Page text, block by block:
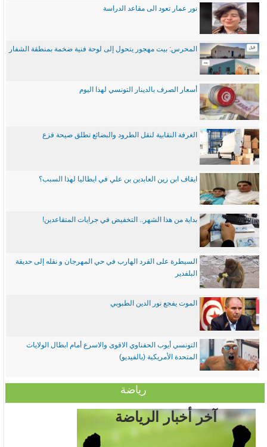
نور عمار تعود الى مقاعد الدراسة
المحرس: بيت مهجور يتحول إلى لوحة فنية ضخمة بمنطقة الشفار
أسعار الصرف بالدينار التونسي لهذا اليوم
الغرفة النقابية لنقل الطرود والبضائع تطلق صيحة فزع
ايقاف ابن زين العابدين بن علي في ايطاليا لهذا السبب؟
بداية من هذا الشهر.. التخفيض في جرايات المتقاعدين!
السيطرة على القرد الهارب في حي المهرجان و نقله إلى حديقة
البلفدير
الموت يفجع نور الدين الطبوبي
التونسي أيوب الحفناوي الاقوى والاسرع أمام ابطال الولايات
المتحدة الأمريكية (بالفيديو)
رياضة
آخر أخبار الرياضة